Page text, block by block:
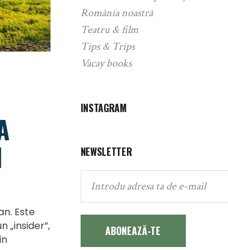
Este
„insider”,
România noastră
Teatru & film
Tips & Trips
Vacay books
INSTAGRAM
NEWSLETTER
ABONEAZĂ-TE